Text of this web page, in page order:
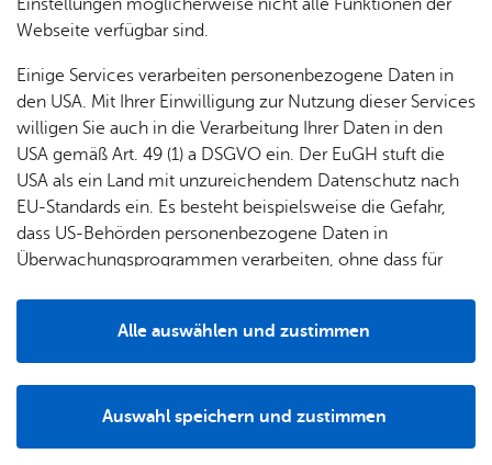
wal­
Ämter
A–Z
Diens
t­leis­
tun­gen
A–Z
For­
tio­nen
fent­li­
che
Be­
kannt­
ma­
chun­
& TV
Pres­se
Bil­
dung
& Be­
treu­
ung
Potz­
be­
treu­
ung
Schu­
len
Bau­
stel­len
& Um­
lei­tun­
Um­
welt &
Kli­ma­
Sa­nie­
ren &
bi­li­en
Stadt­
Apo­
Fa­mi­lie
& Kin­
der
Se­nio­
ren
Woh­
nen
re­frei
Pfle­ge
& Un­
ter­stüt­
zung
Er­laub­nis für Wohn­im­mo­bi­li­en­ver­wal­ter be­an­tra­
gen
Adres­sen & An­sprech­part­ner
Ihre Be­hör­den­num­mer:
115
Einstellungen möglicherweise nicht alle Funktionen der
Webseite verfügbar sind.
Einige Services verarbeiten personenbezogene Daten in
den USA. Mit Ihrer Einwilligung zur Nutzung dieser Services
willigen Sie auch in die Verarbeitung Ihrer Daten in den
USA gemäß Art. 49 (1) a DSGVO ein. Der EuGH stuft die
USA als ein Land mit unzureichendem Datenschutz nach
EU-Standards ein. Es besteht beispielsweise die Gefahr,
dass US-Behörden personenbezogene Daten in
Überwachungsprogrammen verarbeiten, ohne dass für
Auswahl speichern und zustimmen
Alle auswählen und zustimmen